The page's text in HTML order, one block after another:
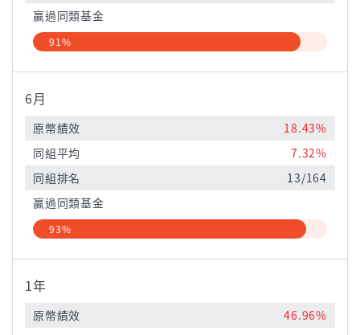
贏過同類基金
91%
6月
原幣績效
18.43%
同組平均
7.32%
同組排名
13/164
贏過同類基金
93%
1年
原幣績效
46.96%